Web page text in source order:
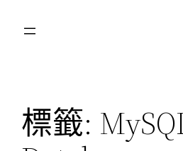
標籤: